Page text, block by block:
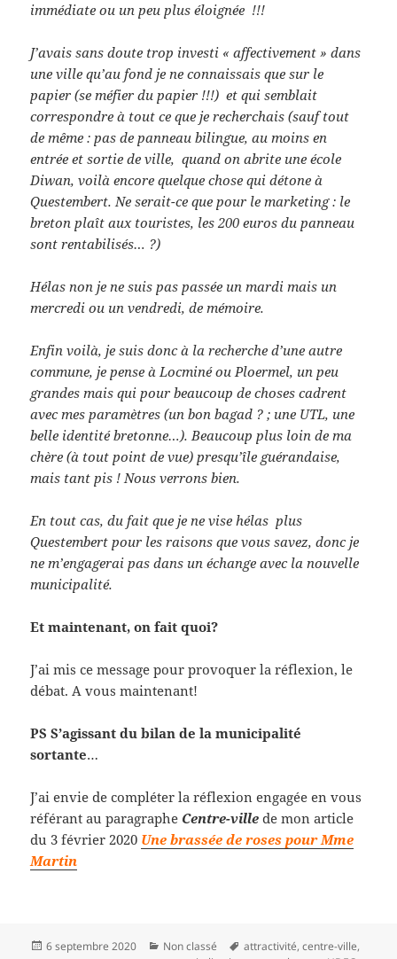
immédiate ou un peu plus éloignée !!!
J’avais sans doute trop investi « affectivement » dans
une ville qu’au fond je ne connaissais que sur le
papier (se méfier du papier !!!) et qui semblait
correspondre à tout ce que je recherchais (sauf tout
de même : pas de panneau bilingue, au moins en
entrée et sortie de ville, quand on abrite une école
Diwan, voilà encore quelque chose qui détone à
Questembert. Ne serait-ce que pour le marketing : le
breton plaît aux touristes, les 200 euros du panneau
sont rentabilisés… ?)
Hélas non je ne suis pas passée un mardi mais un
mercredi ou un vendredi, de mémoire.
Enfin voilà, je suis donc à la recherche d’une autre
commune, je pense à Locminé ou Ploermel, un peu
grandes mais qui pour beaucoup de choses cadrent
avec mes paramètres (un bon bagad ? ; une UTL, une
belle identité bretonne…). Beaucoup plus loin de ma
chère (à tout point de vue) presqu’île guérandaise,
mais tant pis ! Nous verrons bien.
En tout cas, du fait que je ne vise hélas plus
Questembert pour les raisons que vous savez, donc je
ne m’engagerai pas dans un échange avec la nouvelle
municipalité.
Et maintenant, on fait quoi?
J’ai mis ce message pour provoquer la réflexion, le
débat. A vous maintenant!
PS S’agissant du bilan de la municipalité
sortante…
J’ai envie de compléter la réflexion engagée en vous
référant au paragraphe Centre-ville de mon article
du 3 février 2020 Une brassée de roses pour Mme
Martin
Publié
6 septembre 2020 Catégories
Non classé
Mots-
attractivité,centre-ville,